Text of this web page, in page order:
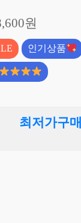
원
인기상품
최저가구매